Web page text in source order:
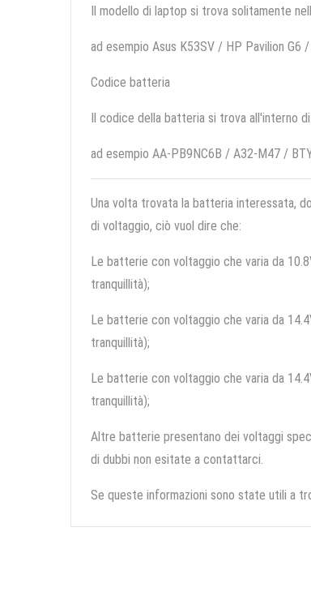
Il modello di laptop si trova solitamente
ad esempio Asus K53SV / HP Pavilion
Codice batteria
Il codice della batteria si trova all'interno
ad esempio AA-PB9NC6B / A32-M47 /
Una volta trovata la batteria interessata,
di voltaggio, ciò vuol dire che:
Le batterie con voltaggio che varia da
tranquillità);
Le batterie con voltaggio che varia da
tranquillità);
Le batterie con voltaggio che varia da
tranquillità);
Altre batterie presentano dei voltaggi
di dubbi non esitate a contattarci.
Se queste informazioni sono state utili a